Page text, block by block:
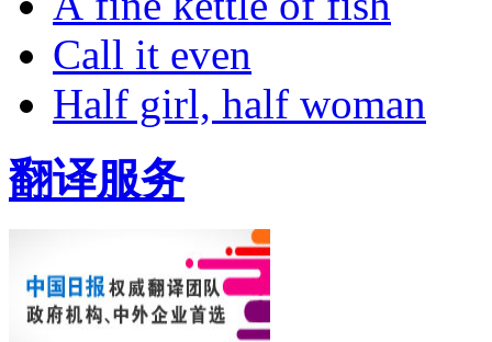
Call it even
Half girl, half woman
翻译服务